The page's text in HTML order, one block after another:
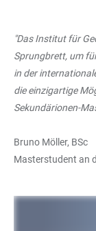
"Das Institut für
Sprungbrett, um
in der
die einzigartige
Sekundärionen-
Bruno Möller, BSc
Masterstudent an